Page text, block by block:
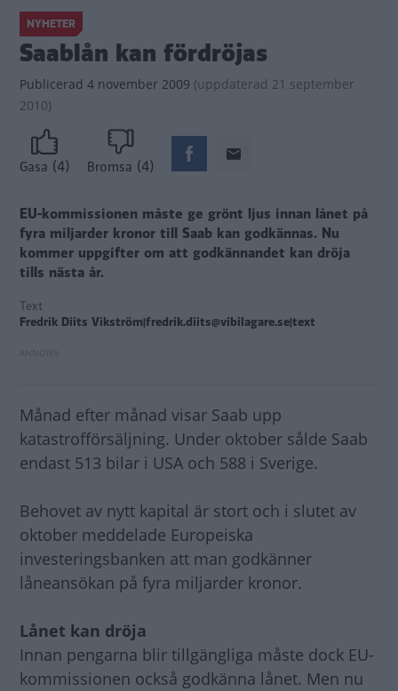
NYHETER
Saablån kan fördröjas
Publicerad 4 november 2009 (uppdaterad 21 september
2010)
Gasa (4) Bromsa (4)
EU-kommissionen måste ge grönt ljus innan lånet på
fyra miljarder kronor till Saab kan godkännas. Nu
kommer uppgifter om att godkännandet kan dröja
tills nästa år.
Text
Fredrik Diits Vikström|fredrik.diits@vibilagare.se|text
Månad efter månad visar Saab upp
katastrofförsäljning. Under oktober sålde Saab
endast 513 bilar i USA och 588 i Sverige.
Behovet av nytt kapital är stort och i slutet av
oktober meddelade Europeiska
investeringsbanken att man godkänner
låneansökan på fyra miljarder kronor.
Lånet kan dröja
Innan pengarna blir tillgängliga måste dock EU-
kommissionen också godkänna lånet. Men nu